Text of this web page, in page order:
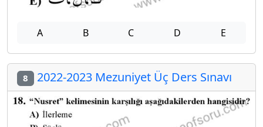
A B C D E
8 2022-2023 Mezuniyet Üç Ders Sınavı